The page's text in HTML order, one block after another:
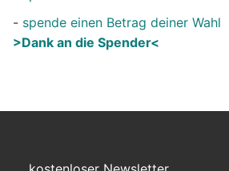
- spende einen Betrag deiner Wahl
>Dank an die Spender<